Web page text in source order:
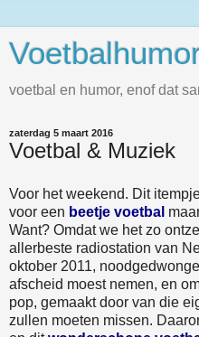
voetbal en humor, enof dat
zaterdag 5 maart 2016
Voetbal & Muziek
Voor het weekend. Dit
voor een beetje voetbal
Want? Omdat we het zo
allerbeste radiostation van
oktober 2011,
afscheid moest nemen, en
pop, gemaakt door van die
zullen moeten missen.